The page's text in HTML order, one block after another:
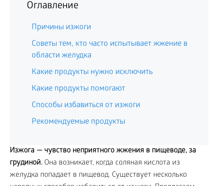
Оглавление
Причины изжоги
Советы тем, кто часто испытывает жжение в
области желудка
Какие продукты нужно исключить
Какие продукты помогают
Способы избавиться от изжоги
Рекомендуемые продукты
Изжога — чувство неприятного жжения в пищеводе, за
грудиной. Она возникает, когда соляная кислота из
желудка попадает в пищевод. Существует несколько